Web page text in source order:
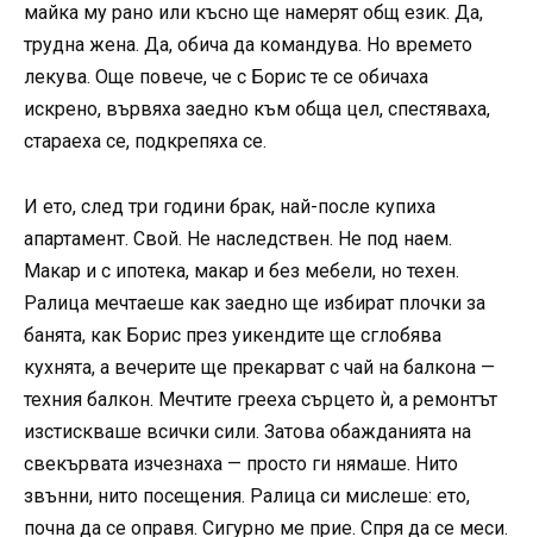
майка му рано или късно ще намерят общ език. Да,
трудна жена. Да, обича да командува. Но времето
лекува. Още повече, че с Борис те се обичаха
искрено, вървяха заедно към обща цел, спестяваха,
стараеха се, подкрепяха се.
И ето, след три години брак, най-после купиха
апартамент. Свой. Не наследствен. Не под наем.
Макар и с ипотека, макар и без мебели, но техен.
Ралица мечтаеше как заедно ще избират плочки за
банята, как Борис през уикендите ще сглобява
кухнята, а вечерите ще прекарват с чай на балкона —
техния балкон. Мечтите грееха сърцето ѝ, а ремонтът
изстискваше всички сили. Затова обажданията на
свекървата изчезнаха — просто ги нямаше. Нито
звънни, нито посещения. Ралица си мислеше: ето,
почна да се оправя. Сигурно ме прие. Спря да се меси.